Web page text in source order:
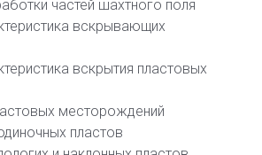
частей шахтного поля
вскрывающих
вскрытия пластовых
месторождений
пластов